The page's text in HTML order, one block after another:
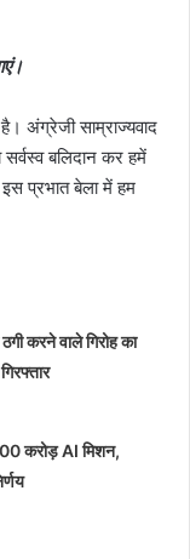
अंग्रेजी साम्राज्यवाद
बलिदान कर हमें
प्रभात बेला में हम
करने वाले गिरोह का
करोड़ AI मिशन,